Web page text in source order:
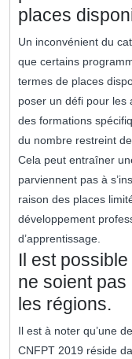
places
Un inconvénient du
que certains
termes de places
poser un défi pour les
des formations
du nombre restreint
Cela peut entraîner
parviennent pas à
raison des places
développement
d’apprentissage.
Il est
ne soient
les régions.
Il est à noter qu’une
CNFPT 2019 réside